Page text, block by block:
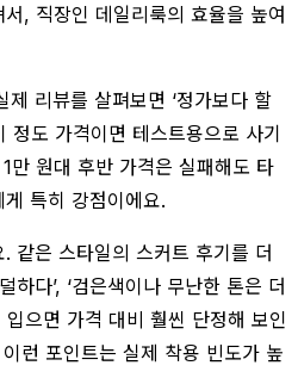
, 직장인 데일리룩의 효율을 높여
리뷰를 살펴보면 ‘정가보다 할
정도 가격이면 테스트용으로 사기
만 원대 후반 가격은 실패해도 타
특히 강점이에요.
같은 스타일의 스커트 후기를 더
하다’, ‘검은색이나 무난한 톤은 더
입으면 가격 대비 훨씬 단정해 보인
런 포인트는 실제 착용 빈도가 높